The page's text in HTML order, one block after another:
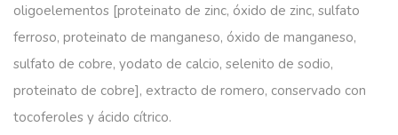
oligoelementos [proteinato de zinc, óxido de zinc, sulfato
ferroso, proteinato de manganeso, óxido de manganeso,
sulfato de cobre, yodato de calcio, selenito de sodio,
proteinato de cobre], extracto de romero, conservado con
tocoferoles y ácido cítrico.